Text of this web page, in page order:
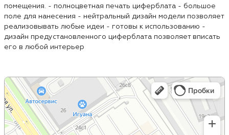
помещения. - полноцветная печать циферблата - большое
поле для нанесения - нейтральный дизайн модели позволяет
реализовывать любые идеи - готовы к использованию -
дизайн предустановленного циферблата позволяет вписать
его в любой интерьер